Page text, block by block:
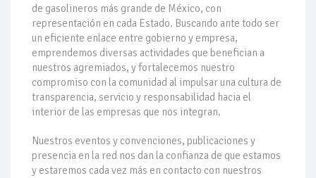
Pacto dispara 83% ventas diésel Pemex
Incertidumbre regulatoria pone a prueba las inversiones de
las Estaciones de Servicio familiares
Precio del diésel comprime el margen de las gasolineras: se
espera estabilización del mercado
Baja 5% más el precio internacional del crudo por posible
acuerdo de paz
de gasolineros más grande de México, con
representación en cada Estado. Buscando ante todo ser
un eficiente enlace entre gobierno y empresa,
emprendemos diversas actividades que benefician a
nuestros agremiados, y fortalecemos nuestro
compromiso con la comunidad al impulsar una cultura de
transparencia, servicio y responsabilidad hacia el
interior de las empresas que nos integran.
Nuestros eventos y convenciones, publicaciones y
presencia en la red nos dan la confianza de que estamos
y estaremos cada vez más en contacto con nuestros